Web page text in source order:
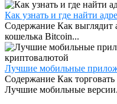
Как узнать и где найти
Содержание Как выглядит
кошелька Bitcoin...
Лучшие мобильные
Содержание Как
Лучшие мобильные